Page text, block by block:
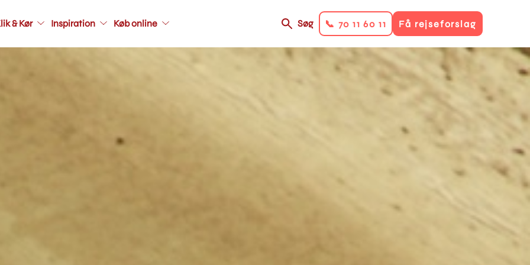
& Kør Inspiration Køb online
secondary
Søg 📞 70 11 60 11 Få rejseforslag